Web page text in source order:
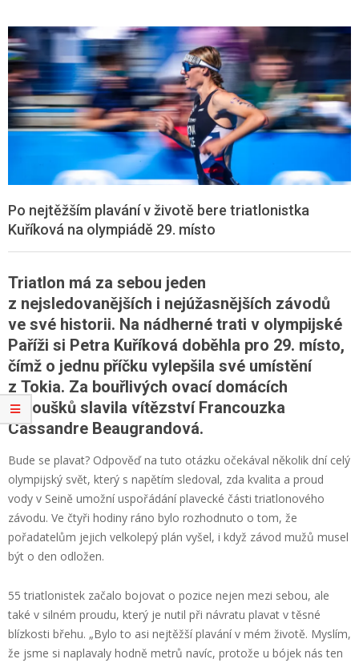
Po nejtěžším plavání v životě bere triatlonistka
Kuříková na olympiádě 29. místo
Triatlon má za sebou jeden
z nejsledovanějších i nejúžasnějších závodů
ve své historii. Na nádherné trati v olympijské
Paříži si Petra Kuříková doběhla pro 29. místo,
čímž o jednu příčku vylepšila své umístění
z Tokia. Za bouřlivých ovací domácích
fanoušků slavila vítězství Francouzka
Cassandre Beaugrandová.
Bude se plavat? Odpověď na tuto otázku očekával několik dní celý
olympijský svět, který s napětím sledoval, zda kvalita a proud
vody v Seině umožní uspořádání plavecké části triatlonového
závodu. Ve čtyři hodiny ráno bylo rozhodnuto o tom, že
pořadatelům jejich velkolepý plán vyšel, i když závod mužů musel
být o den odložen.
55 triatlonistek začalo bojovat o pozice nejen mezi sebou, ale
také v silném proudu, který je nutil při návratu plavat v těsné
blízkosti břehu. „Bylo to asi nejtěžší plavání v mém životě. Myslím,
že jsme si naplavaly hodně metrů navíc, protože u bójek nás ten